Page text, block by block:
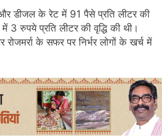
डीजल के रेट में 91 पैसे प्रति लीटर की
रुपये प्रति लीटर की वृद्धि की थी।
के सफर पर निर्भर लोगों के खर्च में